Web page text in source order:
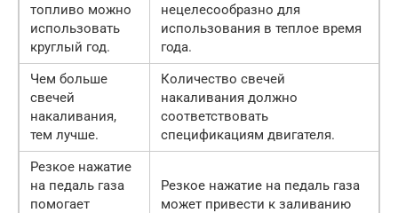
топливо можно
использовать
круглый год.
нецелесообразно для
использования в теплое время
года.
Чем больше
свечей
накаливания,
тем лучше.
Количество свечей
накаливания должно
соответствовать
спецификациям двигателя.
Резкое нажатие
на педаль газа
помогает
Резкое нажатие на педаль газа
может привести к заливанию